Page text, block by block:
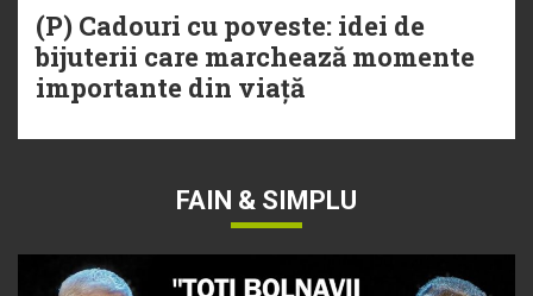
(P) Cadouri cu poveste: idei de
bijuterii care marchează momente
importante din viață
FAIN & SIMPLU